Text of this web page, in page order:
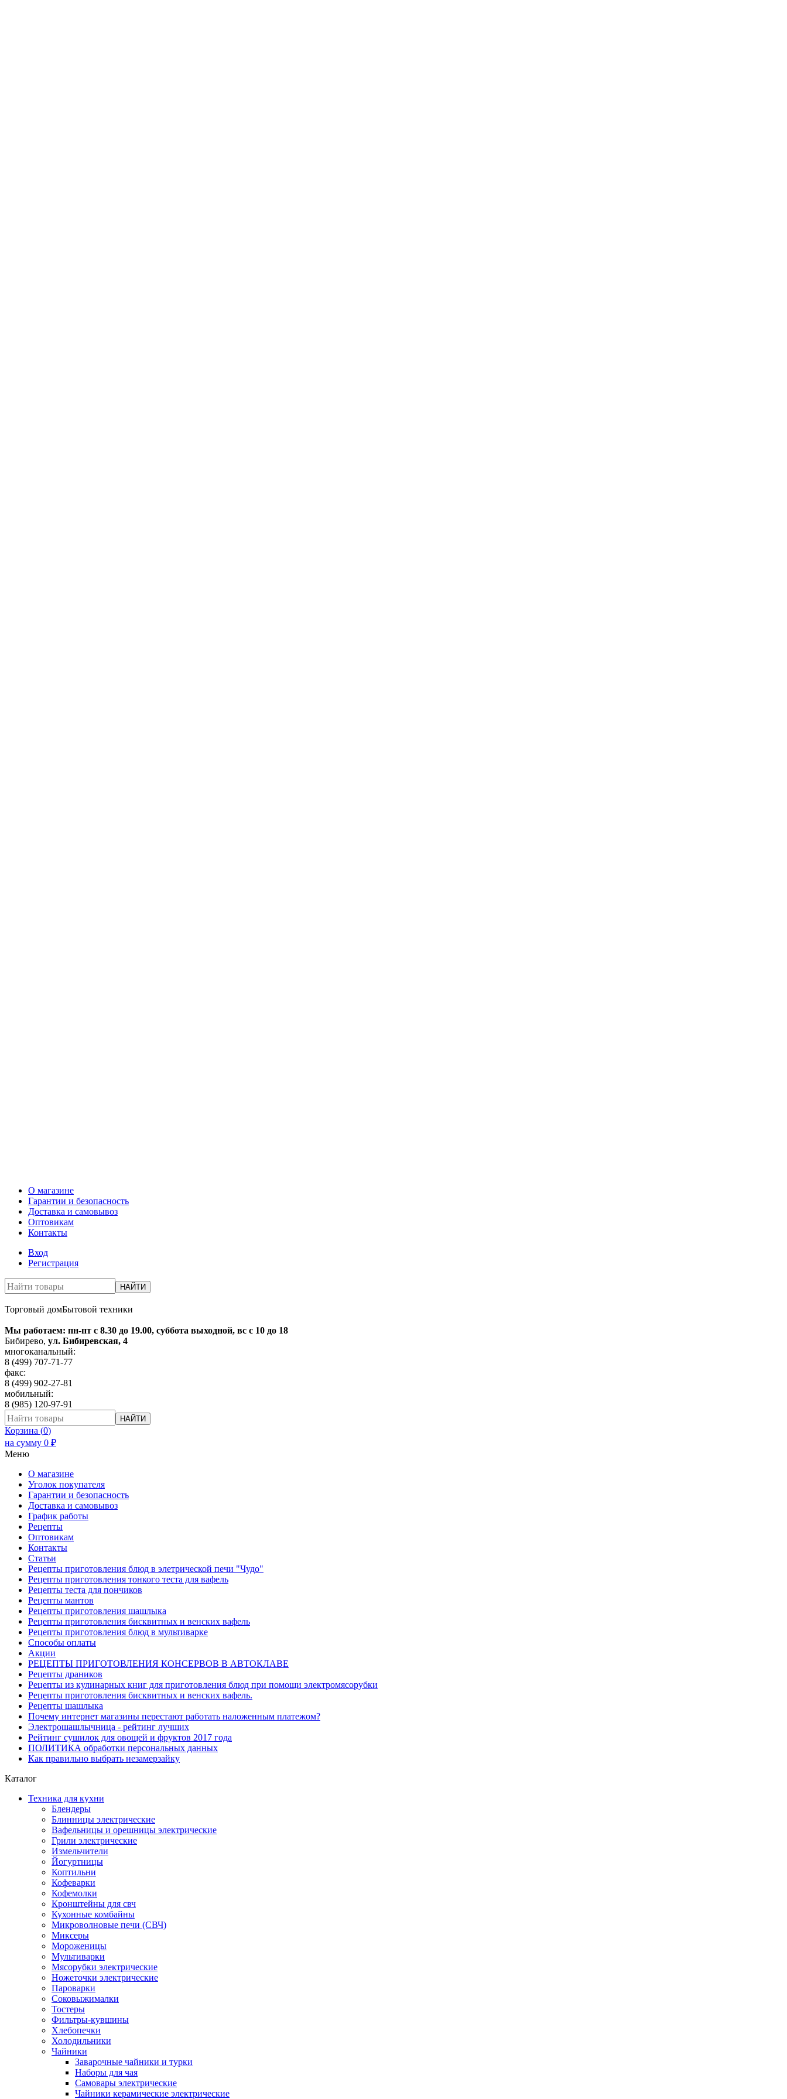
О магазине
Гарантии и безопасность
Доставка и самовывоз
Оптовикам
Контакты
Вход
Регистрация
НАЙТИ
Торговый домБытовой техники
Мы работаем: пн-пт с 8.30 до 19.00, суббота выходной, вс с 10 до 18
Бибирево, ул. Бибиревская, 4
многоканальный:
8 (499) 707-71-77
факс:
8 (499) 902-27-81
мобильный:
8 (985) 120-97-91
НАЙТИ
Корзина (0)
на сумму 0 ₽
Меню
О магазине
Уголок покупателя
Гарантии и безопасность
Доставка и самовывоз
График работы
Рецепты
Оптовикам
Контакты
Статьи
Рецепты приготовления блюд в элетрической печи "Чудо"
Рецепты приготовления тонкого теста для вафель
Рецепты теста для пончиков
Рецепты мантов
Рецепты приготовления шашлыка
Рецепты приготовления бисквитных и венских вафель
Рецепты приготовления блюд в мультиварке
Способы оплаты
Акции
РЕЦЕПТЫ ПРИГОТОВЛЕНИЯ КОНСЕРВОВ В АВТОКЛАВЕ
Рецепты драников
Рецепты из кулинарных книг для приготовления блюд при помощи электромясорубки
Рецепты приготовления бисквитных и венских вафель.
Рецепты шашлыка
Почему интернет магазины перестают работать наложенным платежом?
Электрошашлычница - рейтинг лучших
Рейтинг сушилок для овощей и фруктов 2017 года
ПОЛИТИКА обработки персональных данных
Как правильно выбрать незамерзайку
Каталог
Техника для кухни
Блендеры
Блинницы электрические
Вафельницы и орешницы электрические
Грили электрические
Измельчители
Йогуртницы
Коптильни
Кофеварки
Кофемолки
Кронштейны для свч
Кухонные комбайны
Микроволновые печи (СВЧ)
Миксеры
Мороженицы
Мультиварки
Мясорубки электрические
Ножеточки электрические
Пароварки
Соковыжималки
Тостеры
Фильтры-кувшины
Хлебопечки
Холодильники
Чайники
Заварочные чайники и турки
Наборы для чая
Самовары электрические
Чайники керамические электрические